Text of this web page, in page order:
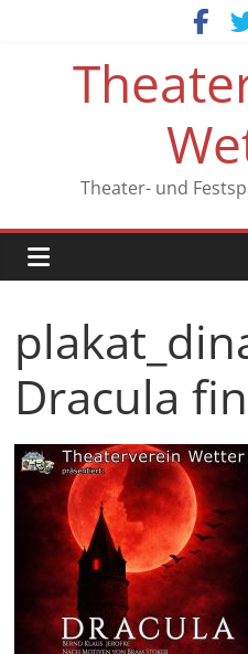
Theater- und
Dracula